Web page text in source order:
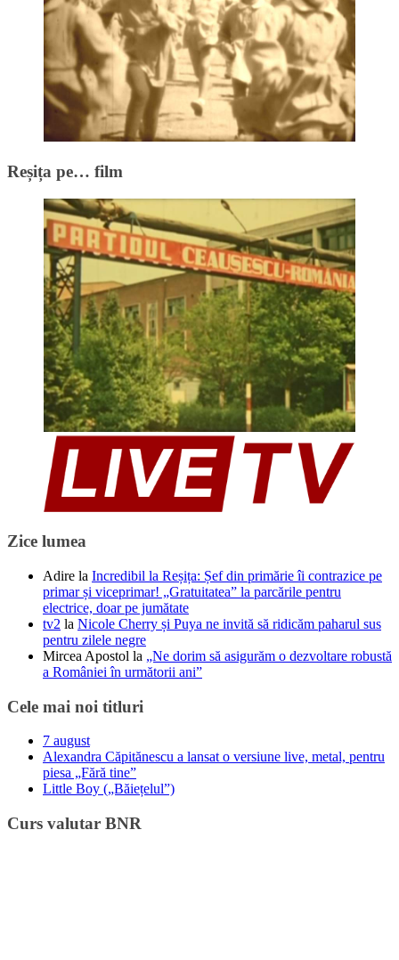
Reșița pe… film
Zice lumea
Adire la Incredibil la Reșița: Șef din primărie îi contrazice pe
primar și viceprimar! „Gratuitatea” la parcările pentru
electrice, doar pe jumătate
tv2 la Nicole Cherry și Puya ne invită să ridicăm paharul sus
pentru zilele negre
Mircea Apostol la „Ne dorim să asigurăm o dezvoltare robustă
a României în următorii ani”
Cele mai noi titluri
7 august
Alexandra Căpitănescu a lansat o versiune live, metal, pentru
piesa „Fără tine”
Little Boy („Băiețelul”)
Curs valutar BNR